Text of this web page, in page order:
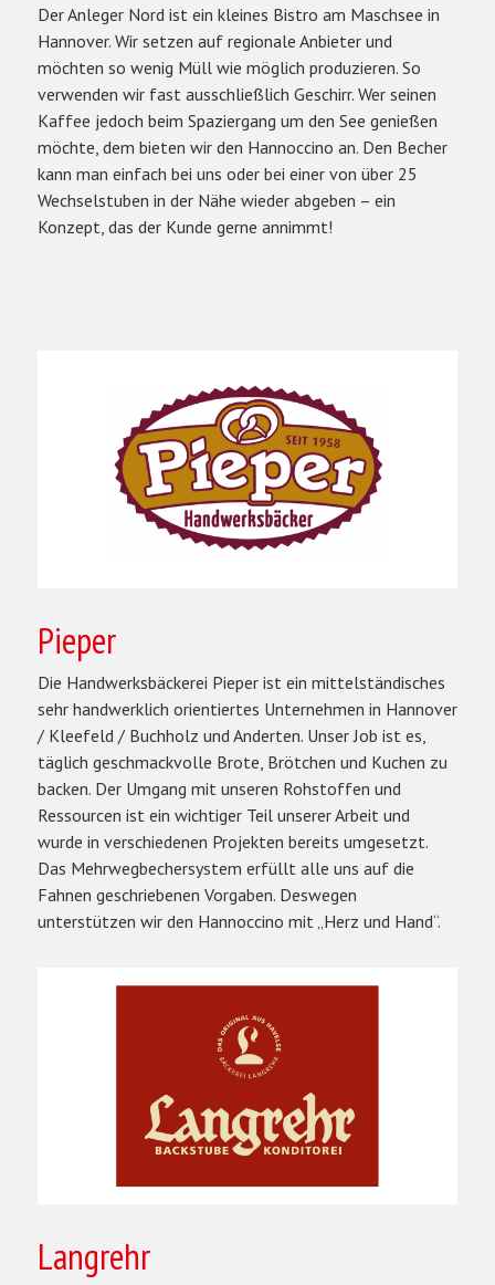
Der Anleger Nord ist ein kleines Bistro am Maschsee in
Hannover. Wir setzen auf regionale Anbieter und
möchten so wenig Müll wie möglich produzieren. So
verwenden wir fast ausschließlich Geschirr. Wer seinen
Kaffee jedoch beim Spaziergang um den See genießen
möchte, dem bieten wir den Hannoccino an. Den Becher
kann man einfach bei uns oder bei einer von über 25
Wechselstuben in der Nähe wieder abgeben – ein
Konzept, das der Kunde gerne annimmt!
Pieper
Die Handwerksbäckerei Pieper ist ein mittelständisches
sehr handwerklich orientiertes Unternehmen in Hannover
/ Kleefeld / Buchholz und Anderten. Unser Job ist es,
täglich geschmackvolle Brote, Brötchen und Kuchen zu
backen. Der Umgang mit unseren Rohstoffen und
Ressourcen ist ein wichtiger Teil unserer Arbeit und
wurde in verschiedenen Projekten bereits umgesetzt.
Das Mehrwegbechersystem erfüllt alle uns auf die
Fahnen geschriebenen Vorgaben. Deswegen
unterstützen wir den Hannoccino mit „Herz und Hand“.
Langrehr